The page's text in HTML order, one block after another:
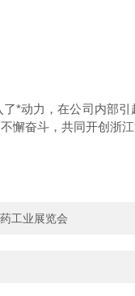
力，在公司内部
懈奋斗，共同开创浙
工业展览会